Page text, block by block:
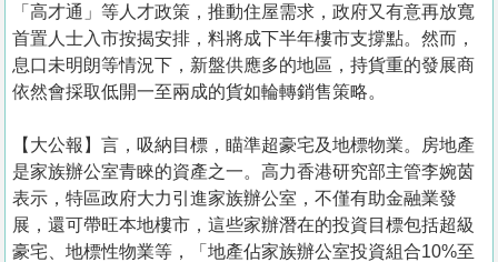
「高才通」等人才政策，推動住屋需求，政府又有意再放寬
首置人士入市按揭安排，料將成下半年樓市支撐點。然而，
息口未明朗等情況下，新盤供應多的地區，持貨重的發展商
依然會採取低開一至兩成的貨如輪轉銷售策略。
【大公報】言， 吸納目標，瞄準超豪宅及地標物業。房地產
是家族辦公室青睞的資產之一。高力香港研究部主管李婉茵
表示，特區政府大力引進家族辦公室，不僅有助金融業發
展，還可帶旺本地樓市，這些家辦潛在的投資目標包括超級
豪宅、地標性物業等，「地產佔家族辦公室投資組合10%至